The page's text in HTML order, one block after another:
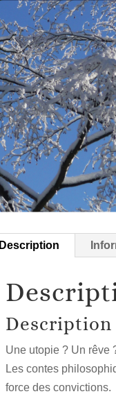
Description
Description
Une utopie ? Un rêve
Les contes
force des convictions.